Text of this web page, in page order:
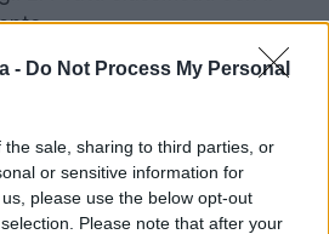
- Do Not Process My Personal
sale, sharing to third parties, or
or sensitive information for
please use the below opt-out
Please note that after your